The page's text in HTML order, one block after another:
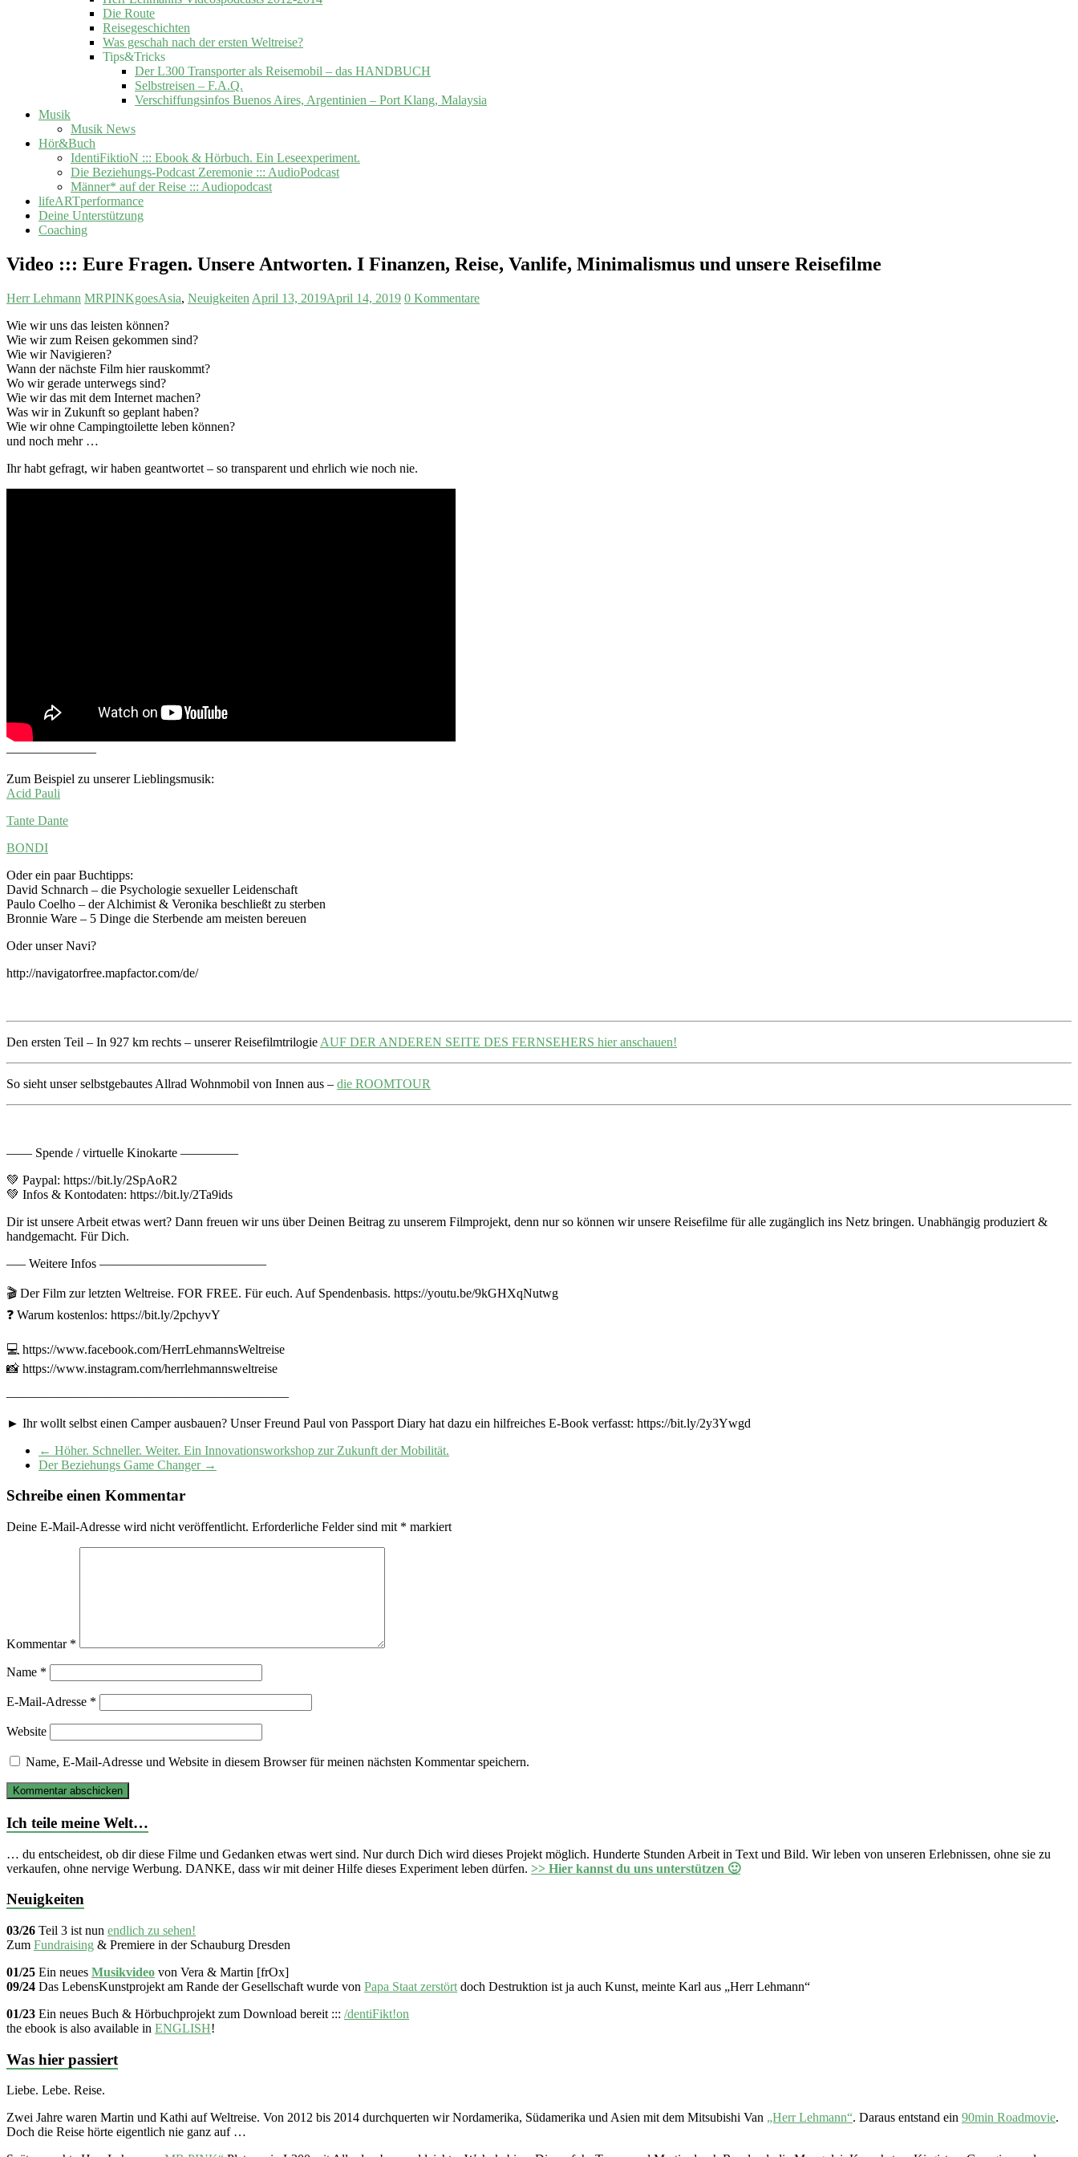
Die Route
Reisegeschichten
Was geschah nach der ersten Weltreise?
Tips&Tricks
Der L300 Transporter als Reisemobil – das HANDBUCH
Selbstreisen – F.A.Q.
Verschiffungsinfos Buenos Aires, Argentinien – Port Klang, Malaysia
Musik
Musik News
Hör&Buch
IdentiFiktioN ::: Ebook & Hörbuch. Ein Leseexperiment.
Die Beziehungs-Podcast Zeremonie ::: AudioPodcast
Männer* auf der Reise ::: Audiopodcast
lifeARTperformance
Deine Unterstützung
Coaching
Video ::: Eure Fragen. Unsere Antworten. I Finanzen, Reise, Vanlife, Minimalismus und unsere Reisefilme
Herr Lehmann MRPINKgoesAsia, Neuigkeiten April 13, 2019April 14, 2019 0 Kommentare
Wie wir uns das leisten können?
Wie wir zum Reisen gekommen sind?
Wie wir Navigieren?
Wann der nächste Film hier rauskommt?
Wo wir gerade unterwegs sind?
Wie wir das mit dem Internet machen?
Was wir in Zukunft so geplant haben?
Wie wir ohne Campingtoilette leben können?
und noch mehr …
Ihr habt gefragt, wir haben geantwortet – so transparent und ehrlich wie noch nie.
———————
Zum Beispiel zu unserer Lieblingsmusik:
Acid Pauli
Tante Dante
BONDI
Oder ein paar Buchtipps:
David Schnarch – die Psychologie sexueller Leidenschaft
Paulo Coelho – der Alchimist & Veronika beschließt zu sterben
Bronnie Ware – 5 Dinge die Sterbende am meisten bereuen
Oder unser Navi?
http://navigatorfree.mapfactor.com/de/
Den ersten Teil – In 927 km rechts – unserer Reisefilmtrilogie AUF DER ANDEREN SEITE DES FERNSEHERS hier anschauen!
So sieht unser selbstgebautes Allrad Wohnmobil von Innen aus – die ROOMTOUR
—— Spende / virtuelle Kinokarte ————–
💚 Paypal: https://bit.ly/2SpAoR2
💚 Infos & Kontodaten: https://bit.ly/2Ta9ids
Dir ist unsere Arbeit etwas wert? Dann freuen wir uns über Deinen Beitrag zu unserem Filmprojekt, denn nur so können wir unsere Reisefilme für alle zugänglich ins Netz bringen. Unabhängig produziert &
handgemacht. Für Dich.
—– Weitere Infos —————————————
🎬 Der Film zur letzten Weltreise. FOR FREE. Für euch. Auf Spendenbasis. https://youtu.be/9kGHXqNutwg
❓ Warum kostenlos: https://bit.ly/2pchyvY
💻 https://www.facebook.com/HerrLehmannsWeltreise
📸 https://www.instagram.com/herrlehmannsweltreise
——————————————————————
► Ihr wollt selbst einen Camper ausbauen? Unser Freund Paul von Passport Diary hat dazu ein hilfreiches E-Book verfasst: https://bit.ly/2y3Ywgd
← Höher. Schneller. Weiter. Ein Innovationsworkshop zur Zukunft der Mobilität.
Der Beziehungs Game Changer →
Schreibe einen Kommentar
Deine E-Mail-Adresse wird nicht veröffentlicht. Erforderliche Felder sind mit * markiert
Kommentar *
Name *
E-Mail-Adresse *
Website
Name, E-Mail-Adresse und Website in diesem Browser für meinen nächsten Kommentar speichern.
Ich teile meine Welt…
… du entscheidest, ob dir diese Filme und Gedanken etwas wert sind. Nur durch Dich wird dieses Projekt möglich. Hunderte Stunden Arbeit in Text und Bild. Wir leben von unseren Erlebnissen, ohne sie zu
verkaufen, ohne nervige Werbung. DANKE, dass wir mit deiner Hilfe dieses Experiment leben dürfen. >> Hier kannst du uns unterstützen 🙂
Neuigkeiten
03/26 Teil 3 ist nun endlich zu sehen!
Zum Fundraising & Premiere in der Schauburg Dresden
01/25 Ein neues Musikvideo von Vera & Martin [frOx]
09/24 Das LebensKunstprojekt am Rande der Gesellschaft wurde von Papa Staat zerstört doch Destruktion ist ja auch Kunst, meinte Karl aus „Herr Lehmann“
01/23 Ein neues Buch & Hörbuchprojekt zum Download bereit ::: /dentiFikt!on
the ebook is also available in ENGLISH!
Was hier passiert
Liebe. Lebe. Reise.
Zwei Jahre waren Martin und Kathi auf Weltreise. Von 2012 bis 2014 durchquerten wir Nordamerika, Südamerika und Asien mit dem Mitsubishi Van „Herr Lehmann“. Daraus entstand ein 90min Roadmovie.
Doch die Reise hörte eigentlich nie ganz auf …